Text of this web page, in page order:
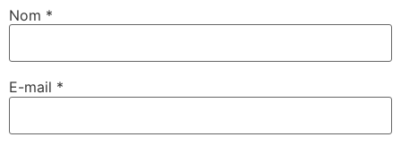
Nom *
E-mail *